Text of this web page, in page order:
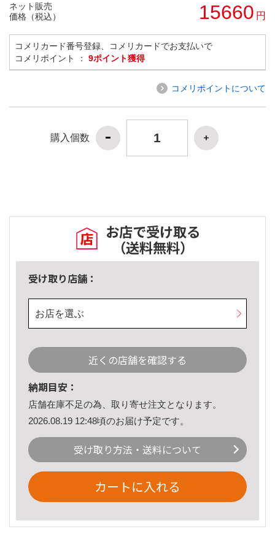
ネット販売
価格（税込）
15660 円
コメリカード番号登録、コメリカードでお支払いで
コメリポイント ： 9ポイント獲得
コメリポイントについて
購入個数
お店で受け取る
（送料無料）
受け取り店舗：
お店を選ぶ
近くの店舗を確認する
納期目安：
店舗在庫不足の為、取り寄せ注文となります。
2026.08.19 12:48頃のお届け予定です。
受け取り方法・送料について
カートに入れる